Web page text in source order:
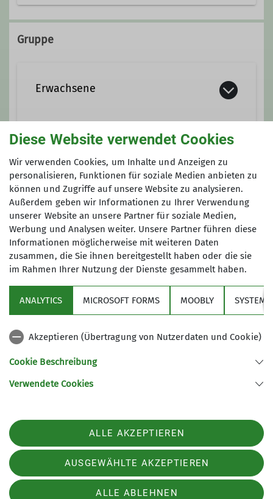
markus.zimmermann@dav-
Gruppe
Erwachsene
In einer Gruppe ist man nicht nur
Spaß. Das Erwachsenen-Programm
bietet ganzjährig leichte bis
mittelschwere Wanderungen an. Im
Sommer finden Bergtouren,
Klettersteig- und Klettertouren sowie
Hochtouren von leicht bis
anspruchsvoll statt. Im Winter sind
wir hauptsächlich auf Skitour und
Skihochtour unterwegs.
Anmeldung bis
27.02.2026
Über den Verein
Service
Sektion Markt Schwaben des Deutschen Alpenvereins e.V.
Telefon +4981219891680
Datenschutz-Einstellungen
Datenschutz
Impressum
Diese Website verwendet Cookies
Wir verwenden Cookies, um Inhalte und Anzeigen zu
personalisieren, Funktionen für soziale Medien anbieten zu
können und Zugriffe auf unsere Website zu analysieren.
Außerdem geben wir Informationen zu Ihrer Verwendung
unserer Website an unsere Partner für soziale Medien,
Werbung und Analysen weiter. Unsere Partner führen diese
Informationen möglicherweise mit weiteren Daten
zusammen, die Sie ihnen bereitgestellt haben oder die sie
im Rahmen Ihrer Nutzung der Dienste gesammelt haben.
ANALYTICS MICROSOFT FORMS MOOBLY SYSTEM
Akzeptieren (Übertragung von Nutzerdaten und Cookie)
Cookie Beschreibung
Verwendete Cookies
ALLE AKZEPTIEREN
AUSGEWÄHLTE AKZEPTIEREN
ALLE ABLEHNEN